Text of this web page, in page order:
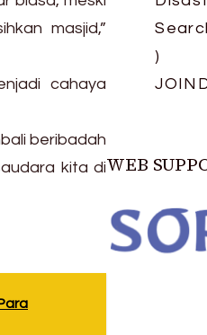
masjid,”
cahaya
beribadah
kita di
)
JOIN
WEB